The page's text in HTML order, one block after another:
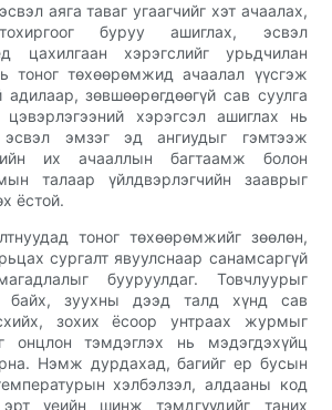
аяга таваг угаагчийг хэт ачаалах,
буруу ашиглах, эсвэл
цахилгаан хэрэгслийг урьдчилан
тоног төхөөрөмжид ачаалал үүсгэж
адилаар, зөвшөөрөгдөөгүй сав суулга
цэвэрлэгээний хэрэгсэл ашиглах нь
эсвэл эмзэг эд ангиудыг гэмтээж
их ачааллын багтаамж болон
талаар үйлдвэрлэгчийн зааврыг
ёстой.
тоног төхөөрөмжийг зөөлөн,
сургалт явуулснаар санамсаргүй
бууруулдаг. Товчлуурыг
байх, зуухны дээд талд хүнд сав
зохих ёсоор унтраах журмыг
онцлон тэмдэглэх нь мэдэгдэхүйц
Нэмж дурдахад, багийг ер бусын
хэлбэлзэл, алдааны код
үеийн шинж тэмдгүүдийг таних